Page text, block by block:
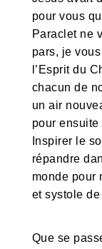
pour vous
Paraclet ne
pars, je
l’Esprit du
chacun de
un air
pour
Inspirer le
répandre
monde pour
et systole
Que se